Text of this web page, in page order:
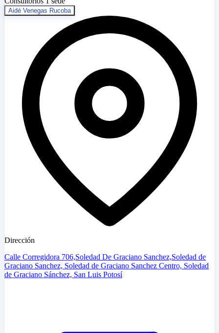
Aidé Venegas Rucoba
Dirección
Calle Corregidora 706,Soledad De Graciano Sanchez,Soledad de
Graciano Sanchez, Soledad de Graciano Sanchez Centro, Soledad
de Graciano Sánchez, San Luis Potosí